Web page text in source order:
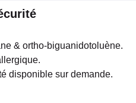
& ortho-biguanidotoluène.
disponible sur demande.